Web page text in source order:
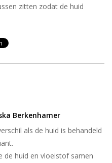
zitten zodat de huid
Berkenhamer
10 Februari 2022 at 23:13
als de huid is behandeld
de huid en vloeistof samen